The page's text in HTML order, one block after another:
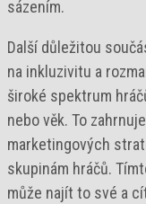
sázením.
Další důležitou
na inkluzivitu a
široké spektrum
nebo věk. To
marketingových
skupinám hráčů.
může najít to své a